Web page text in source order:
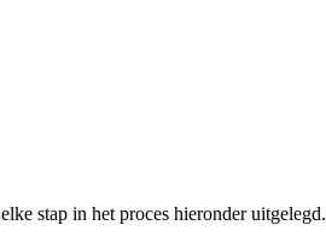
stap in het proces hieronder uitgelegd.